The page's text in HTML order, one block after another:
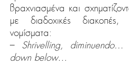
βραχνιασμένα και
με διαδοχικές
νομίσματα:
– Shrivelling,
down below…